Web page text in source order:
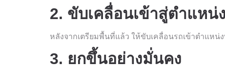
2. ขับเคลื่อนเข้าสู่ตำแหน่ง
หลังจากเตรียมพื้นที่แล้ว ให้ขับเคลื่อนรถเข้าตำแหน่
3. ยกขึ้นอย่างมั่นคง